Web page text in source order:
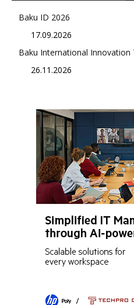
Baku ID 2026
17.09.2026
Baku International
26.11.2026